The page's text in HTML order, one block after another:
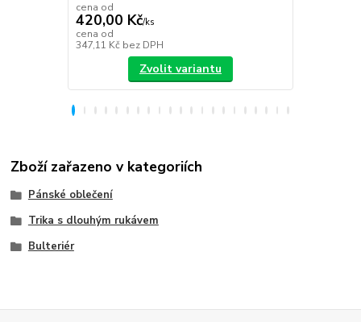
cena od
420,00 Kč/ks
cena od
347,11 Kč bez DPH
Zvolit variantu
Zboží zařazeno v kategoriích
Pánské oblečení
Trika s dlouhým rukávem
Bulteriér